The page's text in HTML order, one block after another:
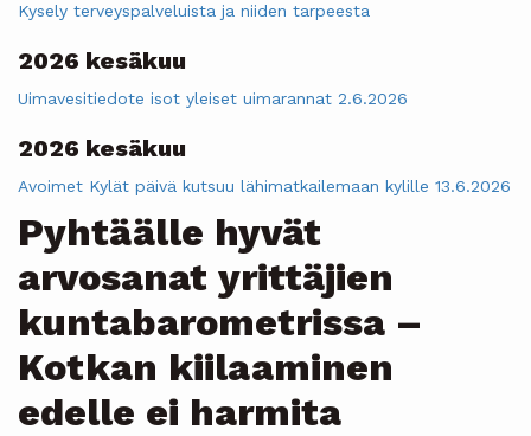
Kysely terveyspalveluista ja niiden tarpeesta
2026 kesäkuu
Uimavesitiedote isot yleiset uimarannat 2.6.2026
2026 kesäkuu
Avoimet Kylät päivä kutsuu lähimatkailemaan kylille 13.6.2026
Pyhtäälle hyvät
arvosanat yrittäjien
kuntabarometrissa –
Kotkan kiilaaminen
edelle ei harmita